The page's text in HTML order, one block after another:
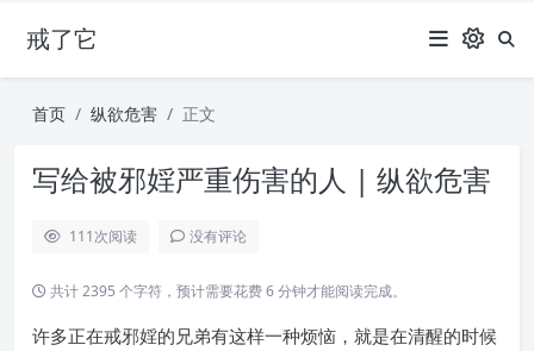
戒了它
首页 纵欲危害 正文
写给被邪婬严重伤害的人 | 纵欲危害
111次阅读 没有评论
共计 2395 个字符，预计需要花费 6 分钟才能阅读完成。
许多正在戒邪婬的兄弟有这样一种烦恼，就是在清醒的时候